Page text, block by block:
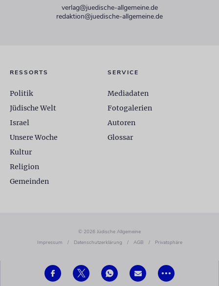
•••
verlag@juedische-allgemeine.de
redaktion@juedische-allgemeine.de
RESSORTS
Politik
Jüdische Welt
Israel
Unsere Woche
Kultur
Religion
Gemeinden
SERVICE
Mediadaten
Fotogalerien
Autoren
Glossar
© 2026 Jüdische Allgemeine
Impressum
/ Datenschutzerklärung / AGB / Privatsphäre